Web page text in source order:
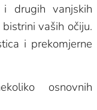
drugih vanjskih
vaših očiju.
i prekomjerne
osnovnih